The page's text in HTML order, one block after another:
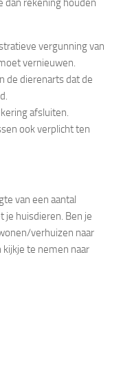
dan rekening houden
vergunning van
vernieuwen.
de dierenarts dat de
afsluiten.
ook verplicht ten
van een aantal
je huisdieren. Ben je
verhuizen naar
kijkje te nemen naar